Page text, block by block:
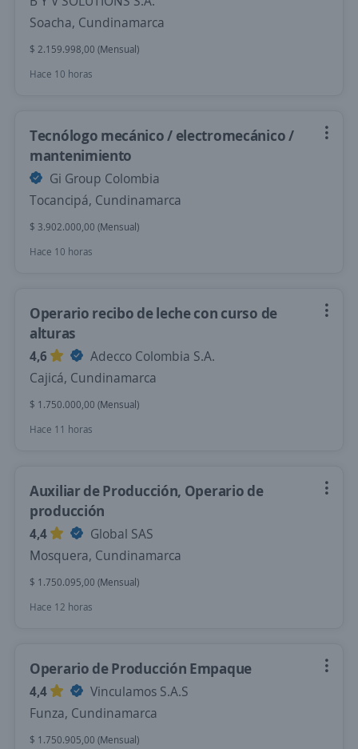
Soacha, Cundinamarca
$ 2.159.998,00 (Mensual)
Hace 10 horas
Tecnólogo mecánico / electromecánico /
mantenimiento
Gi Group Colombia
Tocancipá, Cundinamarca
$ 3.902.000,00 (Mensual)
Hace 10 horas
Operario recibo de leche con curso de
alturas
4,6
Adecco Colombia S.A.
Cajicá, Cundinamarca
$ 1.750.000,00 (Mensual)
Hace 11 horas
Auxiliar de Producción, Operario de
producción
4,4
Global SAS
Mosquera, Cundinamarca
$ 1.750.095,00 (Mensual)
Hace 12 horas
Operario de Producción Empaque
4,4
Vinculamos S.A.S
Funza, Cundinamarca
$ 1.750.905,00 (Mensual)